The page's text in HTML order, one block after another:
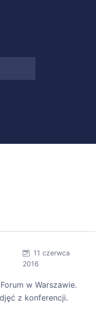
11 czerwca
2016
w Warszawie.
z konferencji.